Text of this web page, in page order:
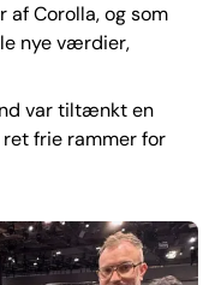
Corolla, og som
nye værdier,
var tiltænkt en
frie rammer for